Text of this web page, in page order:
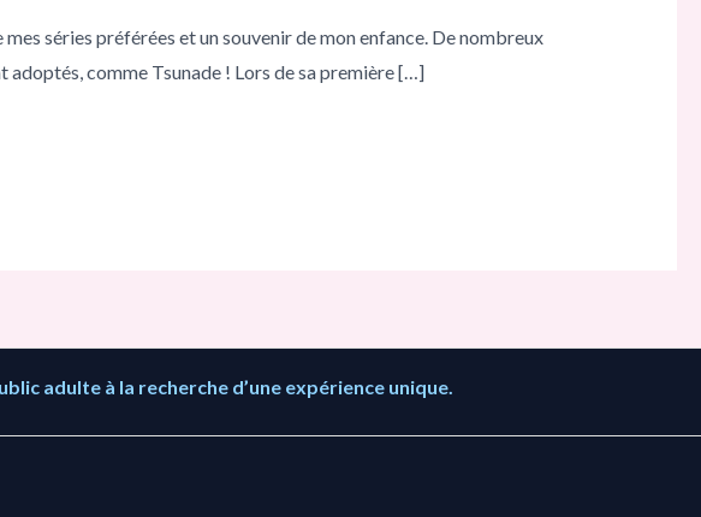
mes séries préférées et un souvenir de mon enfance. De nombreux
comme Tsunade ! Lors de sa première […]
adulte à la recherche d’une expérience unique.